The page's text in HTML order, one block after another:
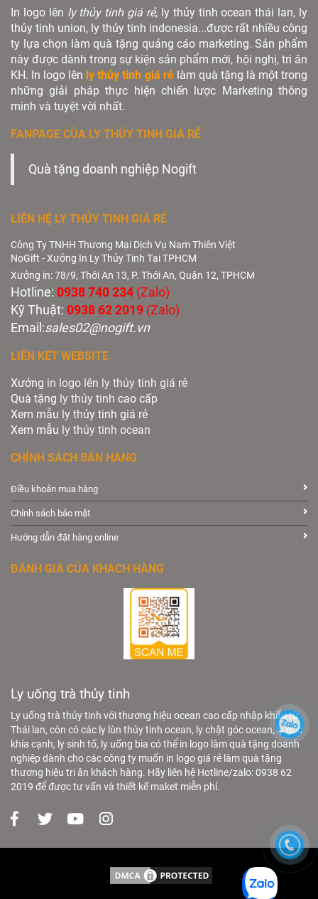
Ly uống trà thủy tinh
Ly uống trà thủy tinh với thương hiệu ocean cao cấp nhập khẩu từ
Thái lan, còn có các ly lùn thủy tinh ocean, ly chặt góc ocean, ly góc
khía cạnh, ly sinh tố, ly uống bia có thể in logo làm quà tặng doanh
nghiệp dành cho các công ty muốn in logo giá rẻ làm quà tặng
thương hiệu tri ân khách hàng. Hãy liên hệ Hotline/zalo: 0938 62
2019 để được tư vấn và thiết kế maket miễn phí.
In logo lên ly thủy tinh giá rẻ, ly thủy tinh ocean thái lan, ly
thủy tinh union, ly thủy tinh indonesia...được rất nhiều công
ty lựa chọn làm quà tặng quảng cáo marketing. Sản phẩm
này được dành trong sự kiện sản phẩm mới, hội nghị, tri ân
KH. In logo lên ly thủy tinh giá rẻlàm quà tặng là một trong
những giải pháp thực hiện chiến lược Marketing thông
minh và tuyệt vời nhất.
FANPAGE CỦA LY THỦY TINH GIÁ RẺ
Quà tặng doanh nghiệp Nogift
LIÊN HỆ LY THỦY TINH GIÁ RẺ
Công Ty TNHH Thương Mại Dịch Vụ Nam Thiên Việt
NoGift - Xưởng In Ly Thủy Tinh Tại TPHCM
Xưởng in: 78/9, Thới An 13, P. Thới An, Quận 12, TPHCM
Hotline: 0938 740 234 (Zalo)
Kỹ Thuật: 0938 62 2019 (Zalo)
Email:sales02@nogift.vn
LIÊN KẾT WEBSITE
Xưởng in logo lên ly thủy tinh giá rẻ
Quà tặng ly thủy tinh cao cấp
Xem mẫu ly thủy tinh giá rẻ
Xem mẫu ly thủy tinh ocean
CHÍNH SÁCH BÁN HÀNG
Điều khoản mua hàng
Chính sách bảo mật
Hướng dẫn đặt hàng online
ĐÁNH GIÁ CỦA KHÁCH HÀNG